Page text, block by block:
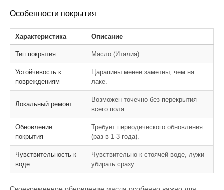
Особенности покрытия
Характеристика Описание
Тип покрытия Масло (Италия)
Устойчивость к
повреждениям
Царапины менее заметны, чем на
лаке.
Локальный ремонт
Возможен точечно без перекрытия
всего пола.
Обновление
покрытия
Требует периодического обновления
(раз в 1-3 года).
Чувствительность к
воде
Чувствительно к стоячей воде, лужи
убирать сразу.